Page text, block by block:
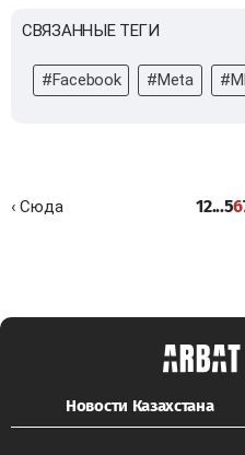
СВЯЗАННЫЕ ТЕГИ
#Facebook #Meta
‹ Сюда 12...56
Новости Казахстана